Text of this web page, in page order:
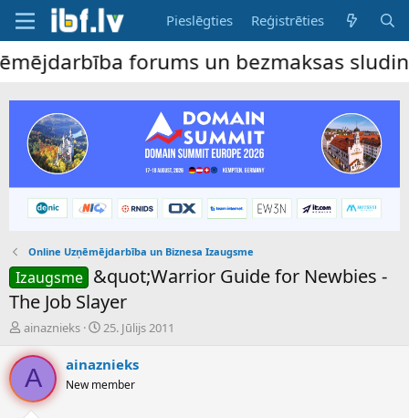
Pieslēgties Reģistrēties
forums un bezmaksas
Online Uzņēmējdarbība un Biznesa Izaugsme
Izaugsme &quot;Warrior Guide for Newbies -
The Job Slayer
P
v
e
d
i
ainaznieks
S
k
m
25. Jūlijs 2011
A ainaznieks
New member